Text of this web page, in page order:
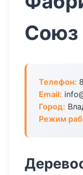
Союз
Телефон:
Email:
Город:
Режим